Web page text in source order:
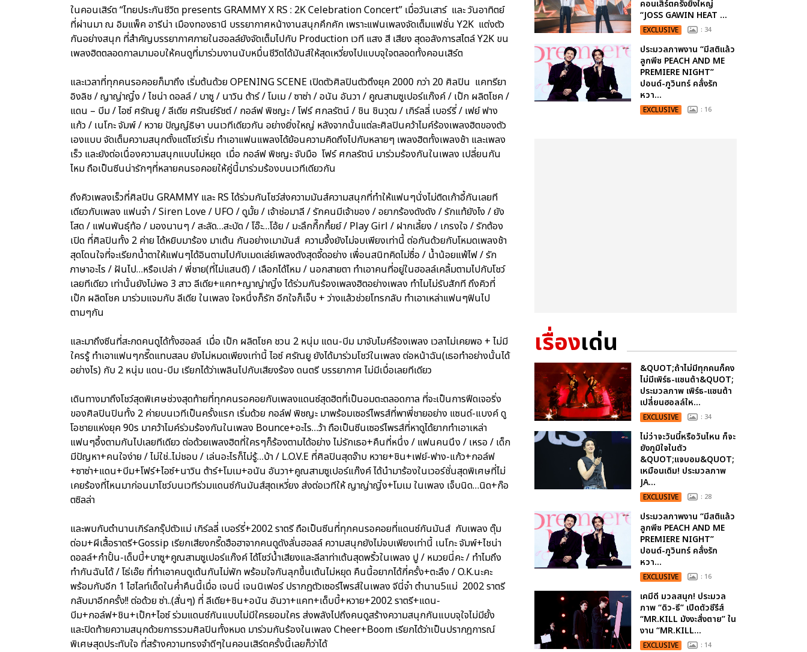
ในคอนเสิร์ต “ไทยประกันชีวิต presents GRAMMY X RS : 2K Celebration Concert” เมื่อวันเสาร์ และ วันอาทิตย์
ที่ผ่านมา ณ อิมแพ็ค อารีน่า เมืองทองธานี บรรยากาศหน้างานสนุกคึกคัก เพราะแฟนเพลงจัดเต็มแฟชั่น Y2K แต่งตัว
กันอย่างสนุก ที่สำคัญบรรยากาศภายในฮอลล์ยังจัดเต็มไปกับ Production เวที แสง สี เสียง สุดอลังการสไตล์ Y2K ขน
เพลงฮิตตลอดกาลมามอบให้คนดูที่มาร่วมงานนับหมื่นชีวิตได้มันส์ให้สุดเหวี่ยงไปแบบจุใจตลอดทั้งคอนเสิร์ต
และเวลาที่ทุกคนรอคอยก็มาถึง เริ่มต้นด้วย OPENING SCENE เปิดตัวศิลปินตัวตึงยุค 2000 กว่า 20 ศิลปิน แคทรียา
อิงลิช / ญาญ่าญิ๋ง / ไชน่า ดอลล์ / บาซู / นาวิน ต้าร์ / โมเม / ซาซ่า / อนัน อันวา / คูณสามซูเปอร์แก๊งค์ / เป๊ก ผลิตโชค /
แดน – บีม / ไอซ์ ศรัณยู / ลีเดีย ศรัณย์รัชต์ / กอล์ฟ พิชญะ / โฟร์ ศกลรัตน์ / ชิน ชินวุฒ / เกิร์ลลี่ เบอร์รี่ / เฟย์ ฟาง
แก้ว / เนโกะ จัมพ์ / หวาย ปัญญ์ธิษา บนเวทีเดียวกัน อย่างยิ่งใหญ่ หลังจากนั้นแต่ละศิลปินคว้าไมค์ร้องเพลงฮิตของตัว
เองแบบ จัดเต็มความสนุกตั้งแต่โชว์เริ่ม ทำเอาแฟนแพลงได้ย้อนความคิดถึงไปกับหลายๆ เพลงฮิตทั้งเพลงช้า และเพลง
เร็ว และยังต่อเนื่องความสนุกแบบไม่หยุด เมื่อ กอล์ฟ พิชญะ จับมือ โฟร์ ศกลรัตน์ มาร่วมร้องกันในเพลง เปลี่ยนกัน
ไหม ถือเป็นซีนน่ารักๆที่หลายคนรอคอยให้คู่นี้มาร่วมร้องบนเวทีเดียวกัน
ถึงคิวเพลงเร็วที่ศิลปิน GRAMMY และ RS ได้ร่วมกันโชว์ส่งความมันส์ความสนุกที่ทำให้แฟนๆนั่งไม่ติดเก้าอี้กันเลยที
เดียวกับเพลง แฟนจ๋า / Siren Love / UFO / ดูมั้ย / เจ้าช่อมาลี / รักคนมีเจ้าของ / อยากร้องดังดัง / รักแท้ยังไง / ยัง
โสด / แฟนพันธุ์ท้อ / มองนานๆ / สะลัด…สะบัด / โอ๊ะ…โอ้ย / มะลึกกึ๊กกึ๋ยย์ / Play Girl / ฝากเลี้ยง / เกรงใจ / รักต้อง
เปิด ที่ศิลปินทั้ง 2 ค่าย ได้หยิบมาร้อง มาเต้น กันอย่างเมามันส์ ความจึ้งยังไม่จบเพียงเท่านี้ ต่อกันด้วยกับโหมดเพลงช้า
สุดโดนใจที่จะเรียกน้ำตาให้แฟนๆได้อินตามไปกับเมดเล่ย์เพลงดังสุดจี้ดอย่าง เพื่อนสนิทคิดไม่ซื่อ / น้ำน้อยแพ้ไฟ / รัก
ภาษาอะไร / ฝันไป…หรือเปล่า / พี่ชาย(ที่ไม่แสนดี) / เลือกได้ไหม / นอกสายตา ทำเอาคนที่อยู่ในฮอลล์เคลิ้มตามไปกับโชว์
เลยทีเดียว เท่านั้นยังไม่พอ 3 สาว ลีเดีย+แคท+ญาญ่าญิ๋ง ได้ร่วมกันร้องเพลงฮิตอย่างเพลง ทำไมไม่รับสักที ถึงคิวที่
เป๊ก ผลิตโชค มาร่วมแจมกับ ลีเดีย ในเพลง ใจหนึ่งก็รัก อีกใจก็เจ็บ + ว่างแล้วช่วยโทรกลับ ทำเอาเหล่าแฟนๆฟินไป
ตามๆกัน
และมาถึงซีนที่สะกดคนดูได้ทั้งฮอลล์ เมื่อ เป๊ก ผลิตโชค ชวน 2 หนุ่ม แดน-บีม มาจับไมค์ร้องเพลง เวลาไม่เคยพอ + ไม่มี
ใครรู้ ทำเอาแฟนๆกรี๊ดแทบสลบ ยังไม่หมดเพียงเท่านี้ ไอซ์ ศรัณยู ยังได้มาร่วมโชว์ในเพลง ต่อหน้าฉัน(เธอทำอย่างนั้นได้
อย่างไร) กับ 2 หนุ่ม แดน-บีม เรียกได้ว่าเพลินไปกับเสียงร้อง ดนตรี บรรยากาศ ไม่มีเบื่อเลยทีเดียว
เดินทางมาถึงโชว์สุดพิเศษช่วงสุดท้ายที่ทุกคนรอคอยกับเพลงแดนซ์สุดฮิตที่เป็นอมตะตลอดกาล ที่จะเป็นการฟีดเจอริ่ง
ของศิลปินปินทั้ง 2 ค่ายบนเวทีเป็นครั้งแรก เริ่มด้วย กอล์ฟ พิชญะ มาพร้อมเซอร์ไพรส์ที่พาพี่ชายอย่าง แซนด์-แบงค์ ดู
โอชายแห่งยุค 90s มาคว้าไมค์ร่วมร้องกันในเพลง Bounce+อะไร…ว้า ถือเป็นซีนเซอร์ไพรส์ที่หาดูได้ยากทำเอาเหล่า
แฟนๆอึ้งตามกันไปเลยทีเดียว ต่อด้วยเพลงฮิตที่ใครๆก็ร้องตามได้อย่าง ไม่รักเธอ+คืนที่หนึ่ง / แฟนคนนึง / เหรอ / เด็ก
มีปัญหา+คนใจง่าย / ไม่ใช่..ไม่ชอบ / เล่นอะไรก็ไม่รู้…บ้า / L.O.V.E ที่ศิลปินสุดจ๊าบ หวาย+ชิน+เฟย์-ฟาง-แก้ว+กอล์ฟ
+ซาซ่า+แดน+บีม+โฟร์+ไอซ์+นาวิน ต้าร์+โมเม+อนัน อันวา+คูณสามซูเปอร์แก๊งค์ ได้นำมาร้องในเวอร์ชั่นสุดพิเศษที่ไม่
เคยร้องที่ไหนมาก่อนมาโชว์บนเวทีร่วมแดนซ์กันมันส์สุดเหวี่ยง ส่งต่อเวทีให้ ญาญ่าญิ๋ง+โมเม ในเพลง เจ็บนิด…นิด+ก๊อ
ตซิลล่า
และพบกับตำนานเกิร์ลกรุ๊ปตัวแม่ เกิร์ลลี่ เบอร์รี่+2002 ราตรี ถือเป็นซีนที่ทุกคนรอคอยที่แดนซ์กันมันส์ กับเพลง ตุ๊ม
ต่อม+ผีเสื้อราตรี+Gossip เรียกเสียงกรี๊ดฮือฮาจากคนดูดังลั่นฮอลล์ ความสนุกยังไม่จบเพียงเท่านี้ เนโกะ จัมพ์+ไชน่า
ดอลล์+กำปั้น-เด็บบี้+บาซู+คูณสามซูเปอร์แก๊งค์ ได้โชว์น้ำเสียงและลีลาท่าเต้นสุดพริ้วในเพลง ปู / หมวยนี่คะ / ทำไมถึง
ทำกันฉันได้ / โธ่เอ๊ย ที่ทำเอาคนดูเต้นกันไม่พัก พร้อมใจกันลุกขึ้นเต้นไม่หยุด คืนนี้อยากได้กี่ครั้ง+ตะลึง / O.K.นะคะ
พร้อมกับอีก 1 ไฮไลท์เด็ดในค่ำคืนนี้เมื่อ เจนนี่ เจนนิเฟอร์ ปรากฏตัวเซอร์ไพรส์ในเพลง จีนี่จ๋า ตำนาน5แม่ 2002 ราตรี
กลับมาอีกครั้ง!! ต่อด้วย ซ่า..(สั่นๆ) ที่ ลีเดีย+ชิน+อนัน อันวา+แคท+เด็บบี้+หวาย+2002 ราตรี+แดน-
บีม+กอล์ฟ+ชิน+เป๊ก+ไอซ์ ร่วมแดนซ์กันแบบไม่มีใครยอมใคร ส่งพลังไปถึงคนดูสร้างความสนุกกันแบบจุใจไม่มียั้ง
และปิดท้ายความสนุกด้วยการรวมศิลปินทั้งหมด มาร่วมกันร้องในเพลง Cheer+Boom เรียกได้ว่าเป็นปรากฎการณ์
พิเศษสุดประทับใจ ที่สร้างความทรงจำดีๆในคอนเสิร์ตครั้งนี้เลยก็ว่าได้
คอนเสิร์ตครั้งยิ่งใหญ่
“JOSS GAWIN HEAT ...
EXCLUSIVE : 34
ประมวลภาพงาน “มีสติแล้ว
ลูกพีช PEACH AND ME
PREMIERE NIGHT”
ปอนด์-ภูวินทร์ คลั่งรัก
หวา...
EXCLUSIVE : 16
เรื่องเด่น
&QUOT;ถ้าไม่มีทุกคนก็คง
ไม่มีเพิร์ธ-แซนต้า&QUOT;
ประมวลภาพ เพิร์ธ-แซนต้า
เปลี่ยนฮอลล์ให...
EXCLUSIVE : 34
ไม่ว่าจะวันนี้หรือวันไหน ก็จะ
ยังภูมิใจในตัว
&QUOT;แจบอม&QUOT;
เหมือนเดิม! ประมวลภาพ
JA...
EXCLUSIVE : 28
ประมวลภาพงาน “มีสติแล้ว
ลูกพีช PEACH AND ME
PREMIERE NIGHT”
ปอนด์-ภูวินทร์ คลั่งรัก
หวา...
EXCLUSIVE : 16
เคมีดี มวลสนุก! ประมวล
ภาพ “ดิว-ธี” เปิดตัวซีรีส์
“MR.KILL มังงะสั่งตาย” ใน
งาน “MR.KILL...
EXCLUSIVE : 14